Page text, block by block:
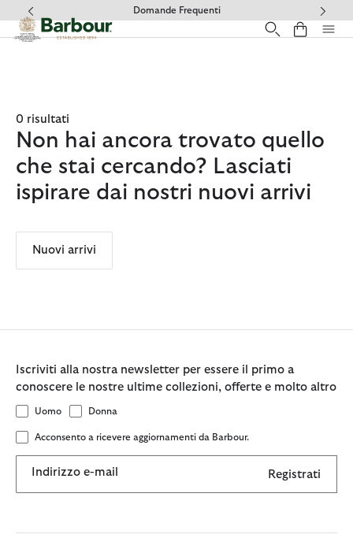
Clicca per visualizzare la nostra Dichiarazione di Accessibilità
Domande Frequenti
0 risultati
Non hai ancora trovato quello
che stai cercando? Lasciati
ispirare dai nostri nuovi arrivi
Nuovi arrivi
Iscriviti alla nostra newsletter per essere il primo a
conoscere le nostre ultime collezioni, offerte e molto altro
Uomo Donna
Acconsento a ricevere aggiornamenti da Barbour.
Indirizzo e-mail Registrati